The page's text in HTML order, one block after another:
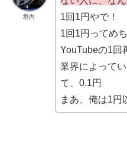
垣内
1回1円やで！
1回1円ってめち
YouTubeの1回
業界によって
て、0.1円
まあ、俺は1円